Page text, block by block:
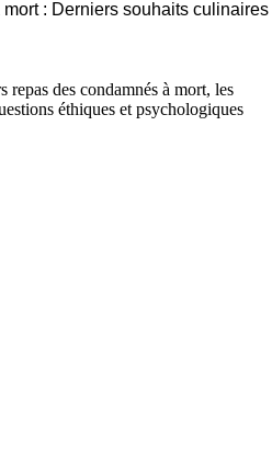
: Derniers souhaits culinaires
des condamnés à mort, les
éthiques et psychologiques